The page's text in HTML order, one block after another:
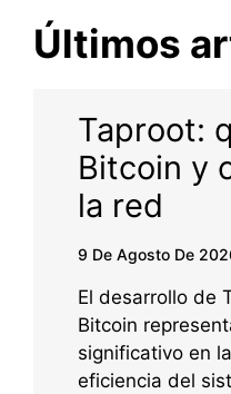
Últimos
Taproot:
Bitcoin y
la red
9 De Agosto De
El desarrollo de
Bitcoin
significativo en
eficiencia del